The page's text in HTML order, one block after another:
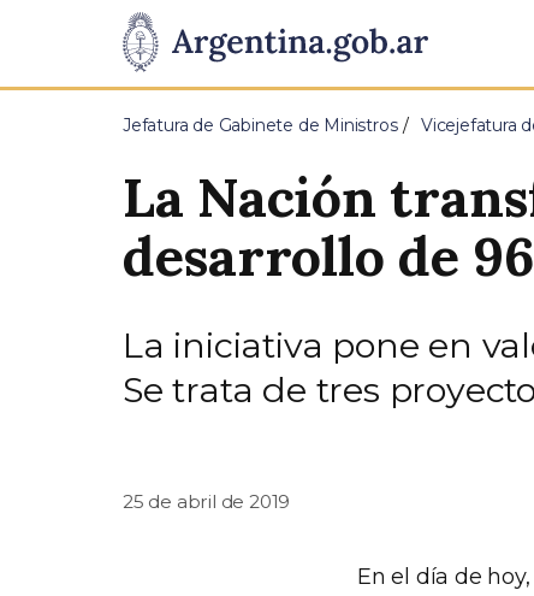
Presidencia
de
Pasar al contenido principal
Jefatura de Gabinete de Ministros Vicejefatura
La Nación
desarrollo de
La iniciativa pone en
Se trata de tres
25 de abril de 2019
En el día de